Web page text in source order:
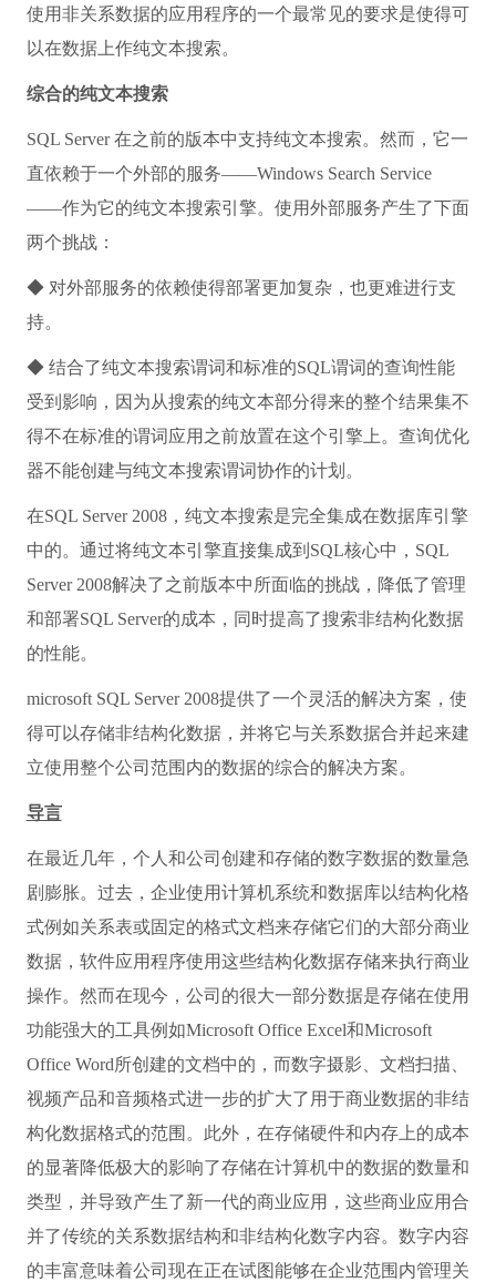
使用非关系数据的应用程序的一个最常见的要求是使得可
以在数据上作纯文本搜索。
综合的纯文本搜索
SQL Server 在之前的版本中支持纯文本搜索。然而，它一
直依赖于一个外部的服务——Windows Search Service
——作为它的纯文本搜索引擎。使用外部服务产生了下面
两个挑战：
◆ 对外部服务的依赖使得部署更加复杂，也更难进行支
持。
◆ 结合了纯文本搜索谓词和标准的SQL谓词的查询性能
受到影响，因为从搜索的纯文本部分得来的整个结果集不
得不在标准的谓词应用之前放置在这个引擎上。查询优化
器不能创建与纯文本搜索谓词协作的计划。
在SQL Server 2008，纯文本搜索是完全集成在数据库引擎
中的。通过将纯文本引擎直接集成到SQL核心中，SQL
Server 2008解决了之前版本中所面临的挑战，降低了管理
和部署SQL Server的成本，同时提高了搜索非结构化数据
的性能。
microsoft SQL Server 2008提供了一个灵活的解决方案，使
得可以存储非结构化数据，并将它与关系数据合并起来建
立使用整个公司范围内的数据的综合的解决方案。
导言
在最近几年，个人和公司创建和存储的数字数据的数量急
剧膨胀。过去，企业使用计算机系统和数据库以结构化格
式例如关系表或固定的格式文档来存储它们的大部分商业
数据，软件应用程序使用这些结构化数据存储来执行商业
操作。然而在现今，公司的很大一部分数据是存储在使用
功能强大的工具例如Microsoft Office Excel和Microsoft
Office Word所创建的文档中的，而数字摄影、文档扫描、
视频产品和音频格式进一步的扩大了用于商业数据的非结
构化数据格式的范围。此外，在存储硬件和内存上的成本
的显著降低极大的影响了存储在计算机中的数据的数量和
类型，并导致产生了新一代的商业应用，这些商业应用合
并了传统的关系数据结构和非结构化数字内容。数字内容
的丰富意味着公司现在正在试图能够在企业范围内管理关